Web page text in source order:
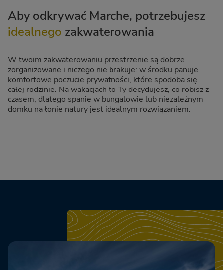
Aby odkrywać Marche, potrzebujesz
idealnego zakwaterowania
W twoim zakwaterowaniu przestrzenie są dobrze
zorganizowane i niczego nie brakuje: w środku panuje
komfortowe poczucie prywatności, które spodoba się
całej rodzinie. Na wakacjach to Ty decydujesz, co robisz z
czasem, dlatego spanie w bungalowie lub niezależnym
domku na łonie natury jest idealnym rozwiązaniem.